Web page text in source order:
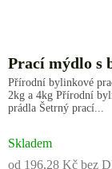
Prací mýdlo s
Přírodní bylinkové
2kg a 4kg Přírodní
prádla Šetrný prací...
Skladem
od 196,28 Kč bez